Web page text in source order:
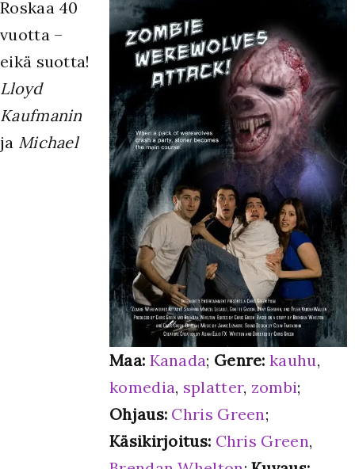
Maa: Kanada; Genre: kauhu,
komedia, splatter, zombi;
Ohjaus: Chris Green;
Käsikirjoitus: Chris Green,
Roskaa 40
vuotta –
eikä suotta!
Lloyd
Kaufmanin
ja Michael